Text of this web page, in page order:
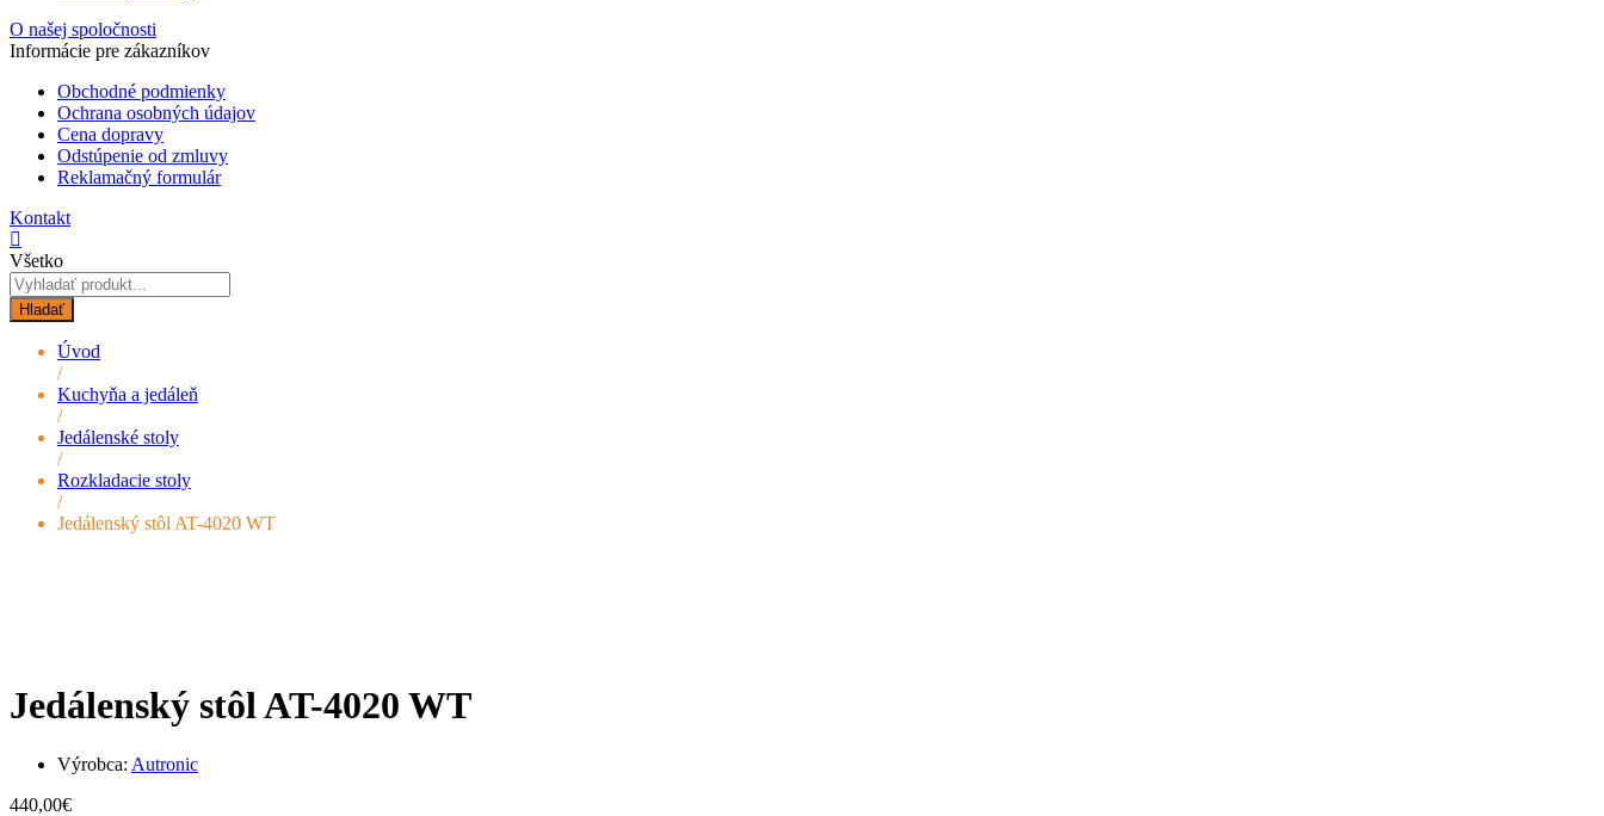
O našej spoločnosti
Informácie pre zákazníkov
Obchodné podmienky
Ochrana osobných údajov
Cena dopravy
Odstúpenie od zmluvy
Reklamačný formulár
Kontakt
Všetko
Hladať
Úvod
/
Kuchyňa a jedáleň
/
Jedálenské stoly
/
Rozkladacie stoly
/
Jedálenský stôl AT-4020 WT
Jedálenský stôl AT-4020 WT
Výrobca: Autronic
440,00€